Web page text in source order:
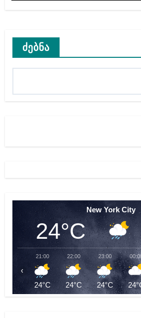
ძებნა
New York City
24°C
21:00
24°C
22:00
24°C
23:00
24°C
‹